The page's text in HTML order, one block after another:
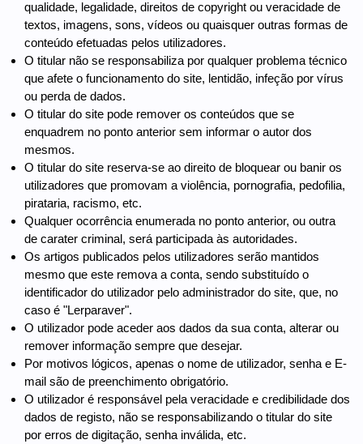
qualidade, legalidade, direitos de copyright ou veracidade de
textos, imagens, sons, vídeos ou quaisquer outras formas de
conteúdo efetuadas pelos utilizadores.
O titular não se responsabiliza por qualquer problema técnico
que afete o funcionamento do site, lentidão, infeção por vírus
ou perda de dados.
O titular do site pode remover os conteúdos que se
enquadrem no ponto anterior sem informar o autor dos
mesmos.
O titular do site reserva-se ao direito de bloquear ou banir os
utilizadores que promovam a violência, pornografia, pedofilia,
pirataria, racismo, etc.
Qualquer ocorrência enumerada no ponto anterior, ou outra
de carater criminal, será participada às autoridades.
Os artigos publicados pelos utilizadores serão mantidos
mesmo que este remova a conta, sendo substituído o
identificador do utilizador pelo administrador do site, que, no
caso é "Lerparaver".
O utilizador pode aceder aos dados da sua conta, alterar ou
remover informação sempre que desejar.
Por motivos lógicos, apenas o nome de utilizador, senha e E-
mail são de preenchimento obrigatório.
O utilizador é responsável pela veracidade e credibilidade dos
dados de registo, não se responsabilizando o titular do site
por erros de digitação, senha inválida, etc.